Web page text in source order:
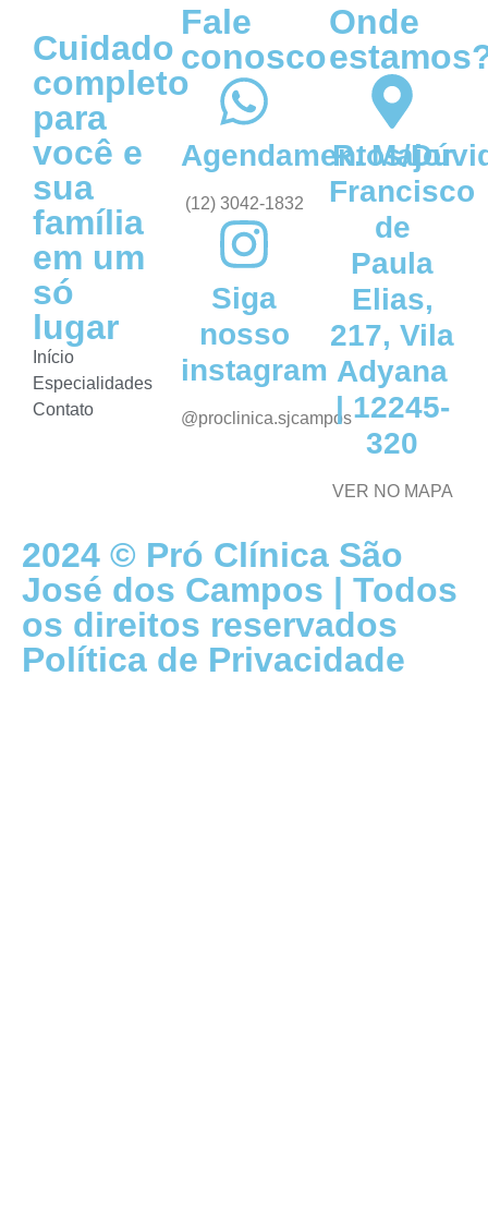
Cuidado
completo
para
você e
sua
família
em um
só
lugar
Início
Especialidades
Contato
Fale
conosco
Agendamentos/
(12) 3042-1832
Siga
nosso
instagram
@proclinica.sjcampos
Onde
R. Major
Francisco
de
Paula
Elias,
217, Vila
Adyana
| 12245-
320
VER NO MAPA
2024 © Pró Clínica São
José dos Campos | Todos
os direitos reservados
Política de Privacidade